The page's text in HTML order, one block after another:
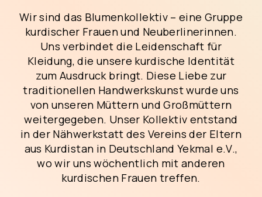
Wir sind das Blumenkollektiv – eine Gruppe
kurdischer Frauen und Neuberlinerinnen.
Uns verbindet die Leidenschaft für
Kleidung, die unsere kurdische Identität
zum Ausdruck bringt. Diese Liebe zur
traditionellen Handwerkskunst wurde uns
von unseren Müttern und Großmüttern
weitergegeben. Unser Kollektiv entstand
in der Nähwerkstatt des Vereins der Eltern
aus Kurdistan in Deutschland Yekmal e.V.,
wo wir uns wöchentlich mit anderen
kurdischen Frauen treffen.